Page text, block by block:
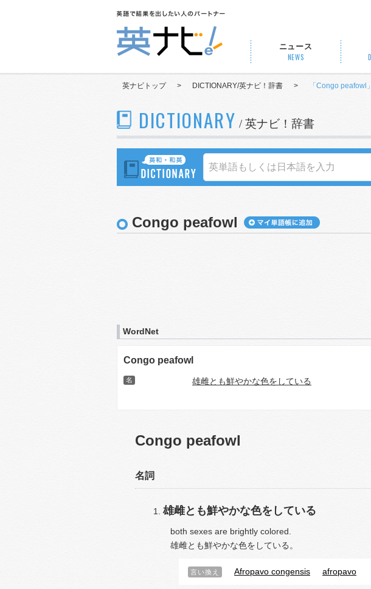
ニュース
NEWS
英ナビトップ > DICTIONARY/英ナビ！辞書 > 「Congo peafowl
DICTIONARY / 英ナビ！辞書
Congo peafowl
WordNet
Congo peafowl
名 雄雌とも鮮やかな色をしている
Congo peafowl
名詞
雄雌とも鮮やかな色をしている
both sexes are brightly colored.
雄雌とも鮮やかな色をしている。
言い換え Afropavo congensis afropavo